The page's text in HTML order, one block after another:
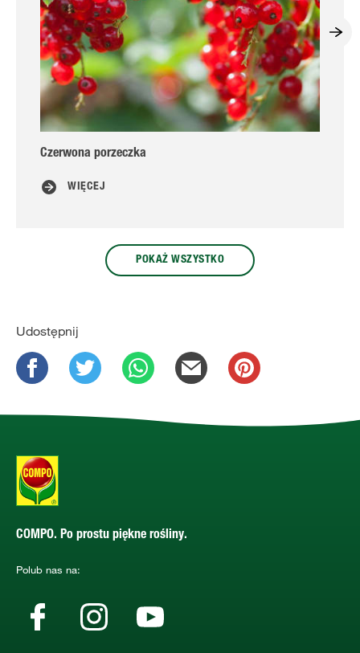
Czerwona porzeczka
WIĘCEJ
POKAŻ WSZYSTKO
Udostępnij
COMPO. Po prostu piękne rośliny.
Polub nas na: